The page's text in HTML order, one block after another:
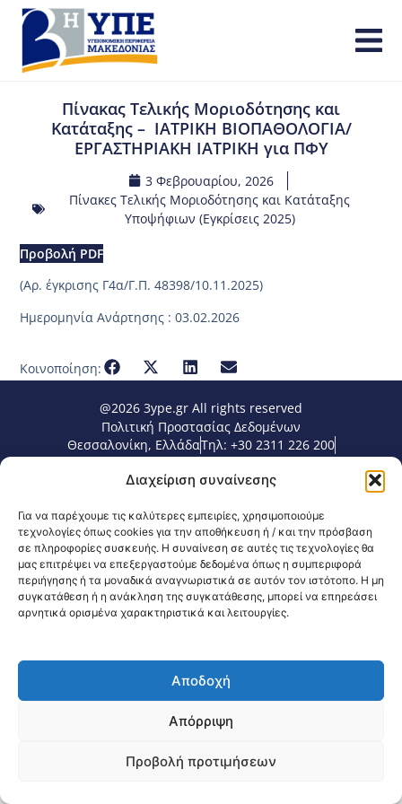
Διαχείριση συναίνεσης
Για να παρέχουμε τις καλύτερες εμπειρίες, χρησιμοποιούμε
τεχνολογίες όπως cookies για την αποθήκευση ή / και την πρόσβαση
σε πληροφορίες συσκευής. Η συναίνεση σε αυτές τις τεχνολογίες θα
μας επιτρέψει να επεξεργαστούμε δεδομένα όπως η συμπεριφορά
περιήγησης ή τα μοναδικά αναγνωριστικά σε αυτόν τον ιστότοπο. Η μη
συγκατάθεση ή η ανάκληση της συγκατάθεσης, μπορεί να επηρεάσει
αρνητικά ορισμένα χαρακτηριστικά και λειτουργίες.
Αποδοχή
Απόρριψη
Προβολή προτιμήσεων
Πίνακας Τελικής Μοριοδότησης και
Κατάταξης – ΙΑΤΡΙΚΗ ΒΙΟΠΑΘΟΛΟΓΙΑ/
ΕΡΓΑΣΤΗΡΙΑΚΗ ΙΑΤΡΙΚΗ για ΠΦΥ
3 Φεβρουαρίου, 2026
Πίνακες Τελικής Μοριοδότησης και Κατάταξης
Υποψήφιων (Εγκρίσεις 2025)
Προβολή PDF
(Αρ. έγκρισης Γ4α/Γ.Π. 48398/10.11.2025)
Ημερομηνία Ανάρτησης : 03.02.2026
Κοινοποίηση:
@2026 3ype.gr All rights reserved
Πολιτική Προστασίας Δεδομένων
Θεσσαλονίκη, ΕλλάδαΤηλ: +30 2311 226 200
00080 Website Visits: 1591210